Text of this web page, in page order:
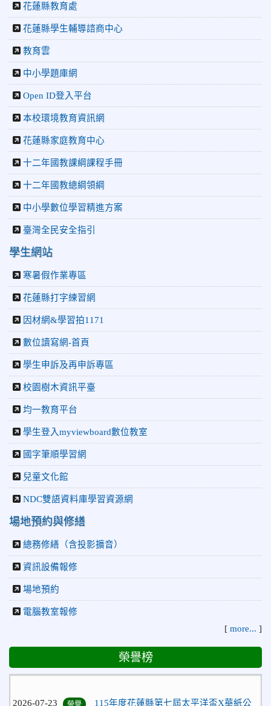
2026-06-16 更生新聞網：中正國小創校70週年「游藝飛揚」
才藝晚會登場
2026-06-10 教育廣播電台：揮別童年迎向青春 中正國小畢業
師生自製畢業歌曲
2026-06-10 教育廣播電台：尋覓歷史記憶 花蓮中正國小社團
體驗闖關探索歷史
2026-04-30
讓愛閃閃發光！中正國小「小老闆大市集」愛心
捐助光復國小
花蓮縣教育處
花蓮縣學生輔導諮商中心
教育雲
中小學題庫網
Open ID登入平台
本校環境教育資訊網
花蓮縣家庭教育中心
十二年國教課綱課程手冊
十二年國教總綱領綱
中小學數位學習精進方案
臺灣全民安全指引
學生網站
寒暑假作業專區
花蓮縣打字練習網
因材網&學習拍1171
數位讀寫網-首頁
學生申訴及再申訴專區
校園樹木資訊平臺
均一教育平台
學生登入myviewboard數位教室
國字筆順學習網
兒童文化館
NDC雙語資料庫學習資源網
場地預約與修繕
總務修繕（含投影擴音）
資訊設備報修
場地預約
電腦教室報修
[ more... ]
榮譽榜
榮譽